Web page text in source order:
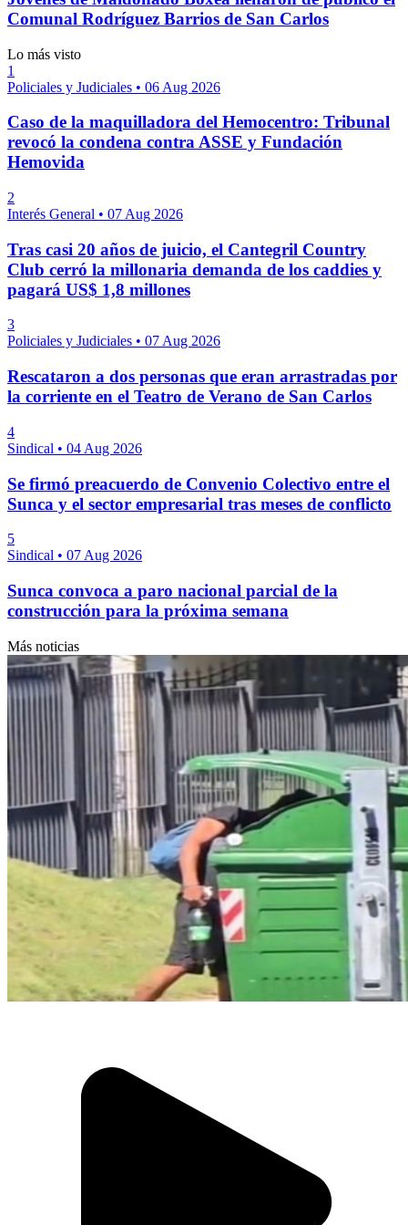
Comunal Rodríguez Barrios de San Carlos
Lo más visto
1
Policiales y Judiciales • 06 Aug 2026
Caso de la maquilladora del Hemocentro: Tribunal
revocó la condena contra ASSE y Fundación
Hemovida
2
Interés General • 07 Aug 2026
Tras casi 20 años de juicio, el Cantegril Country
Club cerró la millonaria demanda de los caddies y
pagará US$ 1,8 millones
3
Policiales y Judiciales • 07 Aug 2026
Rescataron a dos personas que eran arrastradas por
la corriente en el Teatro de Verano de San Carlos
4
Sindical • 04 Aug 2026
Se firmó preacuerdo de Convenio Colectivo entre el
Sunca y el sector empresarial tras meses de conflicto
5
Sindical • 07 Aug 2026
Sunca convoca a paro nacional parcial de la
construcción para la próxima semana
Más noticias